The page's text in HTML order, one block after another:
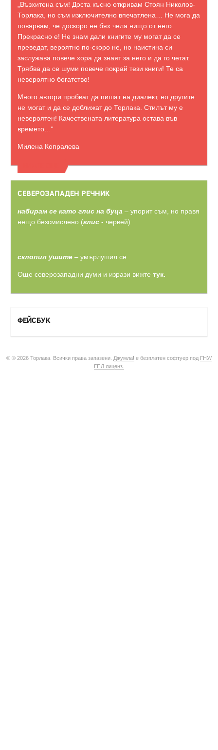
„Възхитена съм! Доста късно откривам Стоян Николов-
Торлака, но съм изключително впечатлена… Не мога да
повярвам, че доскоро не бях чела нищо от него.
Прекрасно е! Не знам дали книгите му могат да се
преведат, вероятно по-скоро не, но наистина си
заслужава повече хора да знаят за него и да го четат.
Трябва да се шуми повече покрай тези книги! Те са
невероятно богатство!
Много автори пробват да пишат на диалект, но другите
не могат и да се доближат до Торлака. Стилът му е
невероятен! Качествената литература остава във
времето…“
Милена Копралева
СЕВЕРОЗАПАДЕН РЕЧНИК
набирам се като глис на буца – упорит съм, но правя
нещо безсмислено (глис - червей)
склопил ушите – умърлушил се
Още северозападни думи и изрази вижте тук.
ФЕЙСБУК
© © 2026 Торлака. Всички права запазени. Джумла! е безплатен софтуер под ГНУ/
ГПЛ лиценз.